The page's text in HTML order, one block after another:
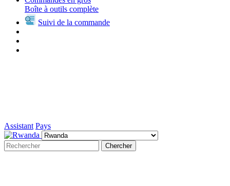
Boîte à outils complète
Suivi de la commande
Assistant Pays
Chercher